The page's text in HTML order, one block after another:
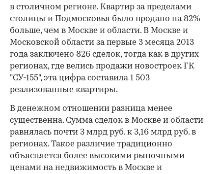
в столичном регионе. Квартир за пределами
столицы и Подмосковья было продано на 82%
больше, чем в Москве и области. В Москве и
Московской области за первые 3 месяца 2013
года заключено 826 сделок, тогда как в других
регионах, где велись продажи новостроек ГК
"СУ-155", эта цифра составила 1 503
реализованные квартиры.
В денежном отношении разница менее
существенна. Сумма сделок в Москве и области
равнялась почти 3 млрд руб. к 3,16 млрд руб. в
регионах. Такое различие традиционно
объясняется более высокими рыночными
ценами на недвижимость в Москве и